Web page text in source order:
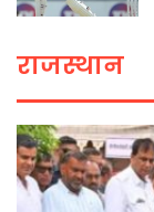
राजस्थान